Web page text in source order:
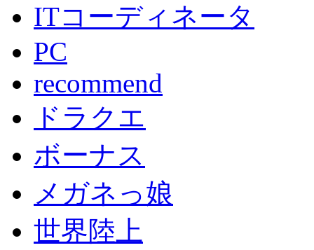
ITコーディネータ
PC
recommend
ドラクエ
ボーナス
メガネっ娘
世界陸上